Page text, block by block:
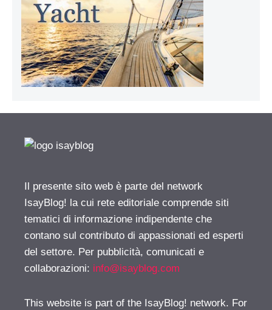
Il presente sito web è parte del network
IsayBlog! la cui rete editoriale comprende siti
tematici di informazione indipendente che
contano sul contributo di appassionati ed esperti
del settore. Per pubblicità, comunicati e
collaborazioni: info@isayblog.com
This website is part of the IsayBlog! network. For